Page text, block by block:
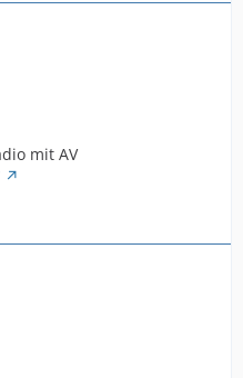
mit AV